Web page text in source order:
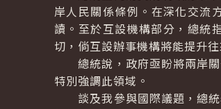
岸人民關係條例。在深化交流
讀。至於互設機構部分，總統
切，倘互設辦事機構將能提升
總統說，政府亟盼將兩岸關
特別強調此領域。
談及我參與國際議題，總統